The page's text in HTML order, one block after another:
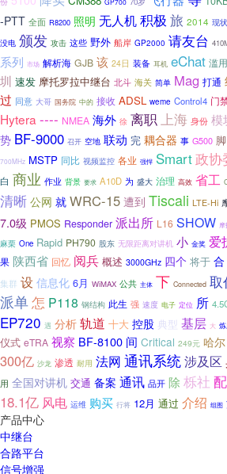
-PTT 全面 R8200 照明 无人机积极 旅 2014 现状
没电 颁发 攻击 这些 野外 船岸 GP2000 请友台
系列 市场 解析海 GJB 该 24日 装备 耳机 eChat 滥用
圳 速发 摩托罗拉中继台 北斗 海关 简单 Mag 打通
过 同意 大哥 国务院 中的 接收 ADSL weme Control4 门
Hytera ---- NMEA 海外 徐 离职 上海 身份 模
势 BF-9000 召开 空地 联动 完 耦合器 事 G500 脚
700MHz MSTP 同比 视频监控 各业 强悍 Smart政协
白 商业 作业 背景 要求 A10D 为 盛大 治理 高效 省工
清晰 公网 就 WRC-15 遭到 Tiscali LTE-Hi
7.0级 PMOS Responder 派出所 L16 SHOW 摩
麻栗 One Rapid PH790 股东 无限距离对讲机 小 金奖 爱
果 陕西省 回忆 阅兵 概述 3000GHz 四个 将于 合
集群 设 信息化 6月 WiMAX 公共 主体 下 Connected 取
派单怎 P118 钢结构 此生 强 速度 电子 定位 所
EP720 遇 分析 轨道 十大 控股 典型 基层 大
仪式 eTRA 视察 BF-8100 间 Critical 249元 哈尔
300亿 沙龙 渗透 耐用 法网 通讯系统涉及区
用 全国对讲机 交通 备案 通讯 品开 除 栎社
18.1亿 风电 运维 购买 行将 12月 通过 介绍 组图
产品中心
中继台
合路平台
信号增强